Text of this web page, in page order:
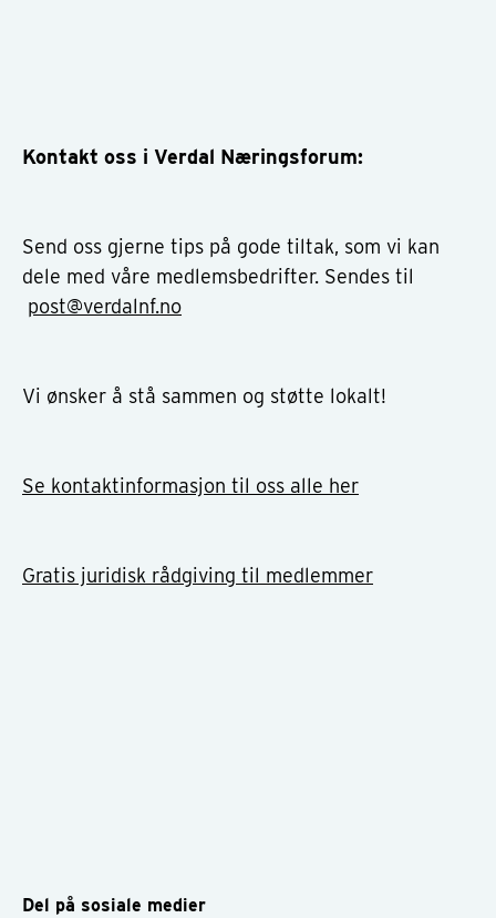
Kontakt oss i Verdal Næringsforum:
Send oss gjerne tips på gode tiltak, som vi kan
dele med våre medlemsbedrifter. Sendes til
post@verdalnf.no
Vi ønsker å stå sammen og støtte lokalt!
Se kontaktinformasjon til oss alle her
Gratis juridisk rådgiving til medlemmer
Del på sosiale medier